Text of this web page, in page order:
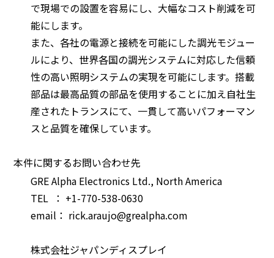
で現場での設置を容易にし、大幅なコスト削減を可
能にします。
また、各社の電源と接続を可能にした調光モジュー
ルにより、世界各国の調光システムに対応した信頼
性の高い照明システムの実現を可能にします。搭載
部品は最高品質の部品を使用することに加え自社生
産されたトランスにて、一貫して高いパフォーマン
スと品質を確保しています。
本件に関するお問い合わせ先
GRE Alpha Electronics Ltd., North America
TEL ： +1-770-538-0630
email： rick.araujo@grealpha.com
株式会社ジャパンディスプレイ